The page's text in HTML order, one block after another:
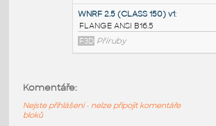
FLANGE ANSI B16.5
F3D Příruby
F3D Příruby
Komentáře:
Nejste přihlášeni - nelze připojit komentáře
bloků